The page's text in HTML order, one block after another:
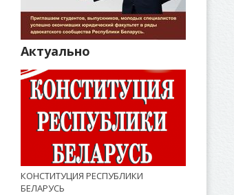
Актуально
КОНСТИТУЦИЯ РЕСПУБЛИКИ
БЕЛАРУСЬ